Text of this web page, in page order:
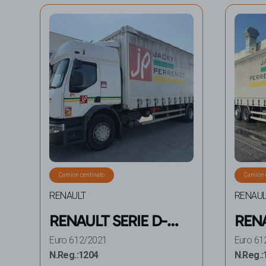
Camion centinato
RENAULT
RENAULT SERIE D-
WIDE 26 – 380 E6
CENTINATO 6X2
Euro 612/2021
N.Reg.:1204
Camion
Euro 6
N.Reg.: